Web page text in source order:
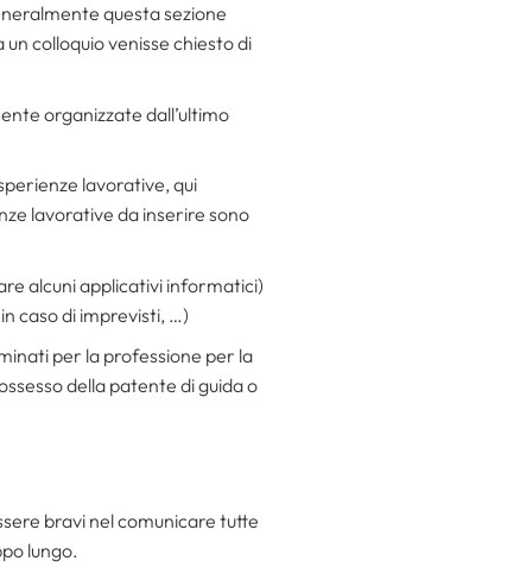
questa sezione
colloquio venisse chiesto di
organizzate dall’ultimo
lavorative, qui
lavorative da inserire sono
alcuni applicativi informatici)
caso di imprevisti, …)
per la professione per la
della patente di guida o
bravi nel comunicare tutte
lungo.